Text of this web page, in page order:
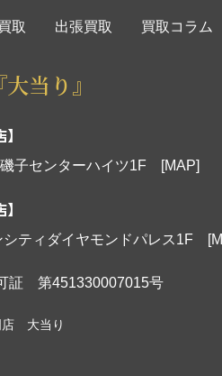
取 出張買取 買取コラム
当り』
子センターハイツ1F [MAP]
ティダイヤモンドパレス1F
証 第451330007015号
店 大当り